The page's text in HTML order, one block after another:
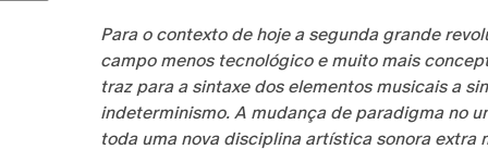
Para o contexto de hoje a segunda grande
campo menos tecnológico e muito mais
traz para a sintaxe dos elementos musicais a
indeterminismo. A mudança de paradigma no
toda uma nova disciplina artística sonora extra